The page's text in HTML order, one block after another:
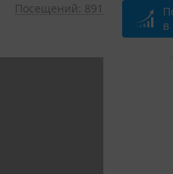
Посещений: 891
в